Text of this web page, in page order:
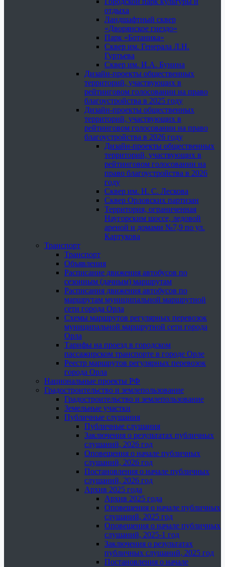
отдыха
Ландшафтный сквер
«Дворянское гнездо»
Парк «Ботаника»
Сквер им. Генерала Л.Н.
Гуртьева
Сквер им. И.А. Бунина
Дизайн-проекты общественных
территорий, участвующих в
рейтинговом голосовании на право
благоустройства в 2025 году
Дизайн-проекты общественных
территорий, участвующих в
рейтинговом голосовании на право
благоустройства в 2026 году
Дизайн-проекты общественных
территорий, участвующих в
рейтинговом голосовании на
право благоустройства в 2026
году
Сквер им. Н. С. Лескова
Сквер Орловских партизан
Территория, ограниченная
Наугорским шоссе, ледовой
ареной и домами №7,9 по ул.
Картукова
Транспорт
Транспорт
Объявления
Расписание движения автобусов по
сезонным (дачным) маршрутам
Расписания движения автобусов по
маршрутам муниципальной маршрутной
сети города Орла
Схемы маршрутов регулярных перевозок
муниципальной маршрутной сети города
Орла
Тарифы на проезд в городском
пассажирском транспорте в городе Орле
Реестр маршрутов регулярных перевозок
города Орла
Национальные проекты РФ
Градостроительство и землепользование
Градостроительство и землепользование
Земельные участки
Публичные слушания
Публичные слушания
Заключения о результатах публичных
слушаний, 2026 год
Оповещения о начале публичных
слушаний, 2026 год
Постановления о начале публичных
слушаний, 2026 год
Архив 2025 года
Архив 2025 года
Оповещения о начале публичных
слушаний, 2025 год
Оповещения о начале публичных
слушаний, 2025-1 год
Заключения о результатах
публичных слушаний, 2025 год
Постановления о начале